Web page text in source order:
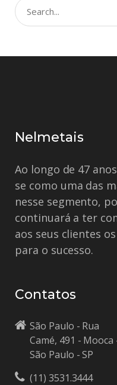
Nelmetais
Ao longo de 47
se como uma das
nesse segmento,
continuará a ter
aos seus clientes
para o sucesso.
Contatos
São Paulo - Rua
Camé, 491 - Mooca
São Paulo - SP
(11) 3531.3444